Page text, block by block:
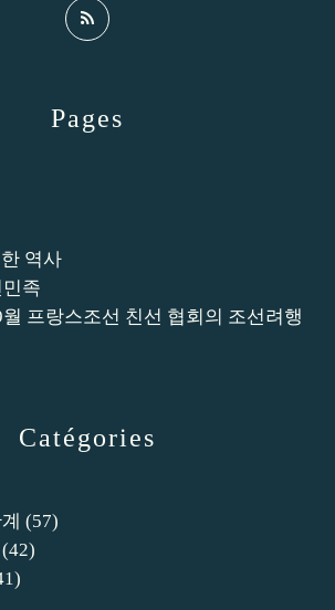
Catégories
(57)
(42)
Pages
역사
족
프랑스조선 친선 협회의 조선려행